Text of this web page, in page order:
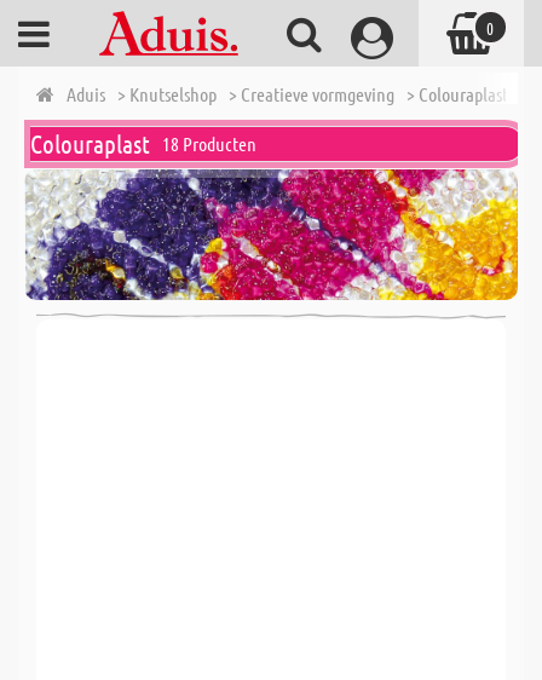
Aduis > Knutselshop > Creatieve vormgeving > Colouraplast
Colouraplast 18 Producten
0